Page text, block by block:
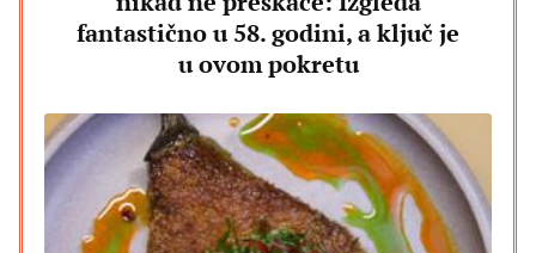
fantastično u 58. godini, a ključ je
u ovom pokretu